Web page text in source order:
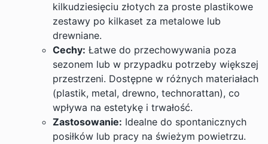
kilkudziesięciu złotych za proste plastikowe
zestawy po kilkaset za metalowe lub
drewniane.
Cechy: Łatwe do przechowywania poza
sezonem lub w przypadku potrzeby większej
przestrzeni. Dostępne w różnych materiałach
(plastik, metal, drewno, technorattan), co
wpływa na estetykę i trwałość.
Zastosowanie: Idealne do spontanicznych
posiłków lub pracy na świeżym powietrzu.